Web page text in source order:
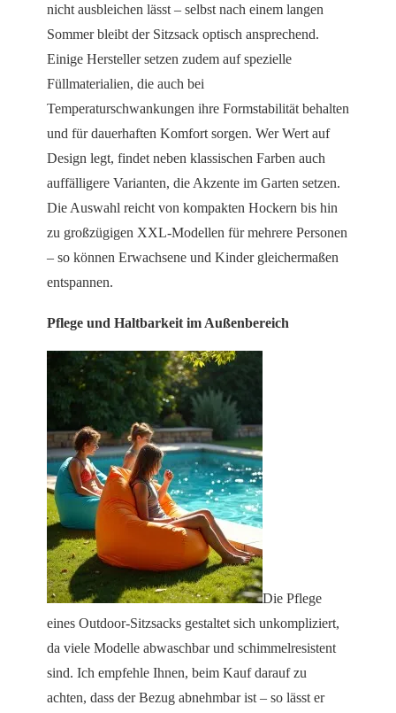
nicht ausbleichen lässt – selbst nach einem langen
Sommer bleibt der Sitzsack optisch ansprechend.
Einige Hersteller setzen zudem auf spezielle
Füllmaterialien, die auch bei
Temperaturschwankungen ihre Formstabilität behalten
und für dauerhaften Komfort sorgen. Wer Wert auf
Design legt, findet neben klassischen Farben auch
auffälligere Varianten, die Akzente im Garten setzen.
Die Auswahl reicht von kompakten Hockern bis hin
zu großzügigen XXL-Modellen für mehrere Personen
– so können Erwachsene und Kinder gleichermaßen
entspannen.
Pflege und Haltbarkeit im Außenbereich
Die Pflege
eines Outdoor-Sitzsacks gestaltet sich unkompliziert,
da viele Modelle abwaschbar und schimmelresistent
sind. Ich empfehle Ihnen, beim Kauf darauf zu
achten, dass der Bezug abnehmbar ist – so lässt er